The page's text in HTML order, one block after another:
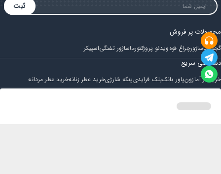
ثبت
محصولات پر فروش
گجتماساژورچراغ قوهویدئو پروژکتورماساژور تفنگیاسپیکر
دسترسی سریع
خرید از آمازونپاور بانکبلک فرایدیپنکه شارژیخرید عطر زنانهخرید عطر مردانه
مجله ایران باباحساب کاربری